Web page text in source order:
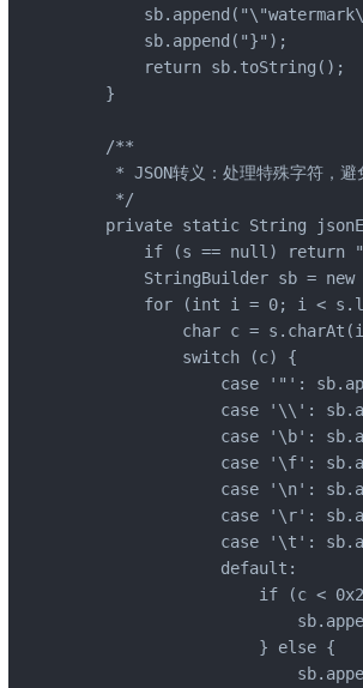
        sb.append("}");
        return sb.toString();
    }
    /**
* JSON转义：处理特殊字符，避
     */
private static String
if (s == null) return
StringBuilder sb =
for (int i = 0; i <
char c =
            switch (c) {
case '"':
case '\\':
case '\b':
case '\f':
case '\n':
case '\r':
case '\t':
                default:
if (c <
                    } else {